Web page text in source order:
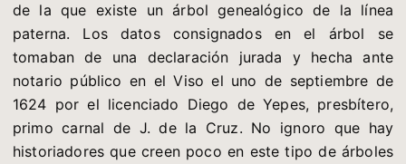
de la que existe un árbol genealógico de la línea
paterna. Los datos consignados en el árbol se
tomaban de una declaración jurada y hecha ante
notario público en el Viso el uno de septiembre de
1624 por el licenciado Diego de Yepes, presbítero,
primo carnal de J. de la Cruz. No ignoro que hay
historiadores que creen poco en este tipo de árboles